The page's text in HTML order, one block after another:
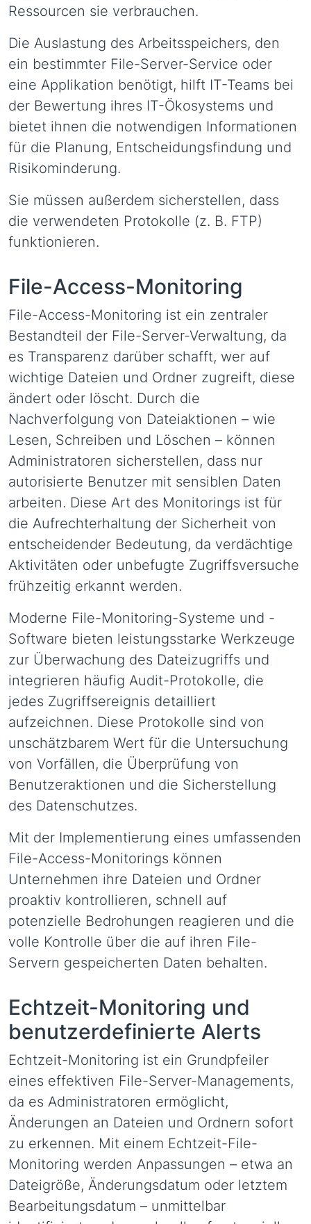
Ressourcen sie verbrauchen.
Die Auslastung des Arbeitsspeichers, den
ein bestimmter File-Server-Service oder
eine Applikation benötigt, hilft IT-Teams bei
der Bewertung ihres IT-Ökosystems und
bietet ihnen die notwendigen Informationen
für die Planung, Entscheidungsfindung und
Risikominderung.
Sie müssen außerdem sicherstellen, dass
die verwendeten Protokolle (z. B. FTP)
funktionieren.
File-Access-Monitoring
File-Access-Monitoring ist ein zentraler
Bestandteil der File-Server-Verwaltung, da
es Transparenz darüber schafft, wer auf
wichtige Dateien und Ordner zugreift, diese
ändert oder löscht. Durch die
Nachverfolgung von Dateiaktionen – wie
Lesen, Schreiben und Löschen – können
Administratoren sicherstellen, dass nur
autorisierte Benutzer mit sensiblen Daten
arbeiten. Diese Art des Monitorings ist für
die Aufrechterhaltung der Sicherheit von
entscheidender Bedeutung, da verdächtige
Aktivitäten oder unbefugte Zugriffsversuche
frühzeitig erkannt werden.
Moderne File-Monitoring-Systeme und -
Software bieten leistungsstarke Werkzeuge
zur Überwachung des Dateizugriffs und
integrieren häufig Audit-Protokolle, die
jedes Zugriffsereignis detailliert
aufzeichnen. Diese Protokolle sind von
unschätzbarem Wert für die Untersuchung
von Vorfällen, die Überprüfung von
Benutzeraktionen und die Sicherstellung
des Datenschutzes.
Mit der Implementierung eines umfassenden
File-Access-Monitorings können
Unternehmen ihre Dateien und Ordner
proaktiv kontrollieren, schnell auf
potenzielle Bedrohungen reagieren und die
volle Kontrolle über die auf ihren File-
Servern gespeicherten Daten behalten.
Echtzeit-Monitoring und
benutzerdefinierte Alerts
Echtzeit-Monitoring ist ein Grundpfeiler
eines effektiven File-Server-Managements,
da es Administratoren ermöglicht,
Änderungen an Dateien und Ordnern sofort
zu erkennen. Mit einem Echtzeit-File-
Monitoring werden Anpassungen – etwa an
Dateigröße, Änderungsdatum oder letztem
Bearbeitungsdatum – unmittelbar